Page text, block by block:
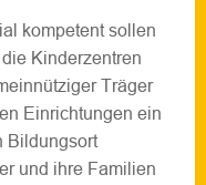
kompetent sollen
Kinderzentren
Träger
Einrichtungen ein
Bildungsort
und ihre Familien